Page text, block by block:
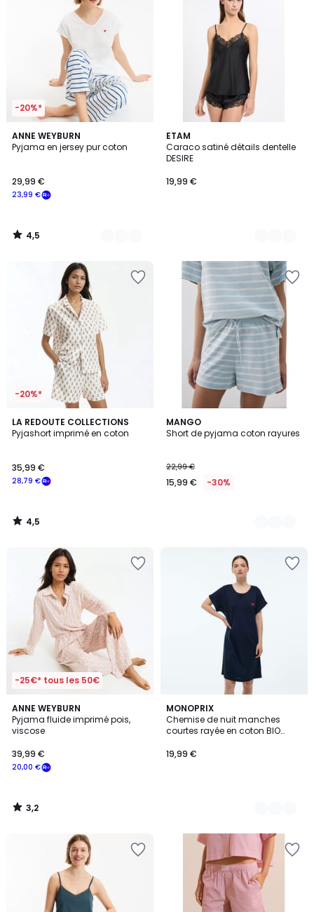
-20%*
ANNE WEYBURN
Pyjama en jersey pur coton
23,99 €
29,99 €
4,5
/ 5
3
Couleurs
4,5
/
ETAM
Caraco satiné détails dentelle
DESIRE
19,99 €
7
Couleurs
-20%*
LA REDOUTE COLLECTIONS
Pyjashort imprimé en coton
28,79 €
35,99 €
4,5
/ 5
4,5
/
MANGO
Short de pyjama coton rayures
22,99 €
15,99 € -30%
2
Couleurs
-25€* tous les 50€
ANNE WEYBURN
Pyjama fluide imprimé pois,
viscose
20,00 €
39,99 €
3,2
/ 5
3,2
/
MONOPRIX
Chemise de nuit manches
courtes rayée en coton BIO
19,99 €
2
Couleurs